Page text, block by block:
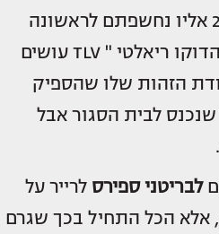
והמעריצות. גורן בן ה-27 אליו נחשפתם לראשונה
בעונה הרביעית לסדרת הדוקו ריאלטי " TLV עושים
הזהות שלו שהספיק
לבית הסגור אבל
לבריטני ספירס לרייר על
אלא הכל התחיל בכך שגרם